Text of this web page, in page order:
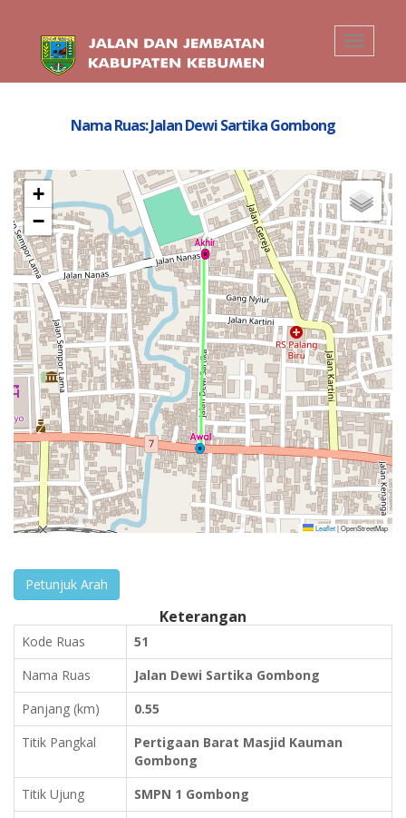
Toggle
Nama Ruas: Jalan Dewi Sartika Gombong
+
−
Leaflet|OpenStreetMap
Petunjuk Arah
Keterangan
Kode Ruas
51
Nama Ruas
Jalan Dewi Sartika Gombong
Panjang (km)
0.55
Titik Pangkal
Pertigaan Barat Masjid Kauman
Gombong
Titik Ujung
SMPN 1 Gombong